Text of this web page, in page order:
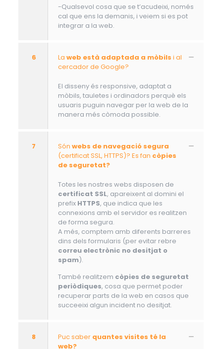
-Qualsevol cosa que se t’acudeixi, només
cal que ens la demanis, i veiem si es pot
integrar a la web.
6 La web està adaptada a mòbils i al
cercador de Google?
El disseny és responsive, adaptat a
mòbils, tauletes i ordinadors perquè els
usuaris puguin navegar per la web de la
manera més còmoda possible.
7 Són webs de navegació segura
(certificat SSL, HTTPS)? Es fan còpies
de seguretat?
Totes les nostres webs disposen de
certificat SSL, apareixent al domini el
prefix HTTPS, que indica que les
connexions amb el servidor es realitzen
de forma segura.
A més, comptem amb diferents barreres
dins dels formularis (per evitar rebre
correu electrònic no desitjat o
spam).
També realitzem còpies de seguretat
periòdiques, cosa que permet poder
recuperar parts de la web en casos que
succeeixi algun incident no desitjat.
8 Puc saber quantes visites té la
web?